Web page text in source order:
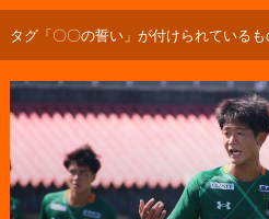
タグ「〇〇の誓い」が付けられている